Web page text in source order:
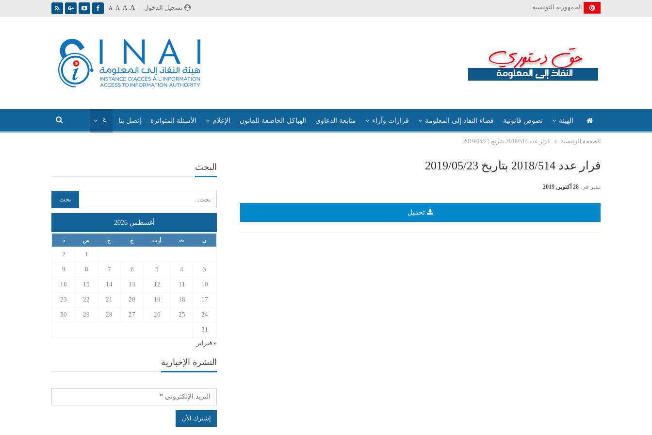
تسجيل الدخول A A A A الجمهورية التونسية
الهيئة نصوص قانونية فضاء النفاذ إلى المعلومة قرارات وآراء متابعة الدعاوى الهياكل الخاضعة للقانون الإعلام الأسئلة المتواترة إتصل بنا
الصفحة الرئيسية قرار عدد 2018/514 بتاريخ 2019/05/23
قرار عدد 2018/514 بتاريخ 2019/05/23
نشر في 28 أكتوبر, 2019
تحميل
البحث
أغسطس 2026
ن ث أرب خ ج س د
1
2
3
4
5
6
7
8
9
10
11
12
13
14
15
16
17
18
19
20
21
22
23
24
25
26
27
28
29
30
31
« فبراير
النشرة الإخبارية